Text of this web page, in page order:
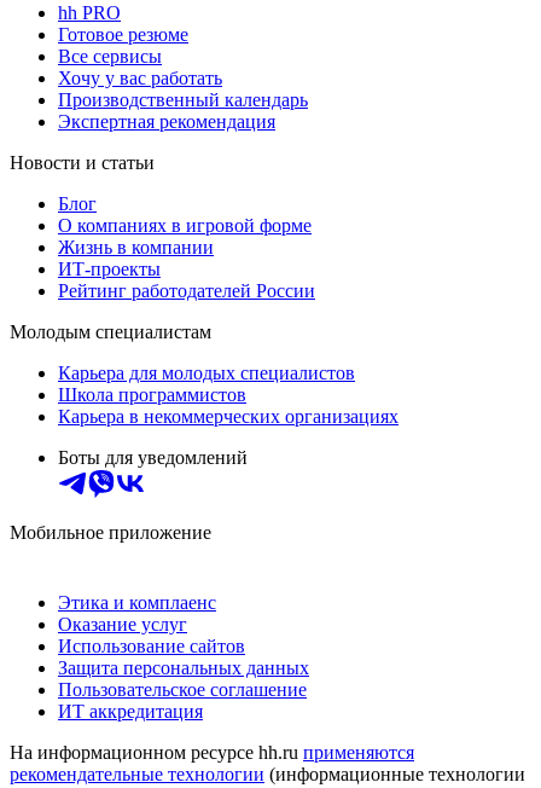
hh PRO
Готовое резюме
Все сервисы
Хочу у вас работать
Производственный календарь
Экспертная рекомендация
Новости и статьи
Блог
О компаниях в игровой форме
Жизнь в компании
ИТ-проекты
Рейтинг работодателей России
Молодым специалистам
Карьера для молодых специалистов
Школа программистов
Карьера в некоммерческих организациях
Боты для уведомлений
Мобильное приложение
Этика и комплаенс
Оказание услуг
Использование сайтов
Защита персональных данных
Пользовательское соглашение
ИТ аккредитация
На информационном ресурсе hh.ru применяются
рекомендательные технологии (информационные технологии